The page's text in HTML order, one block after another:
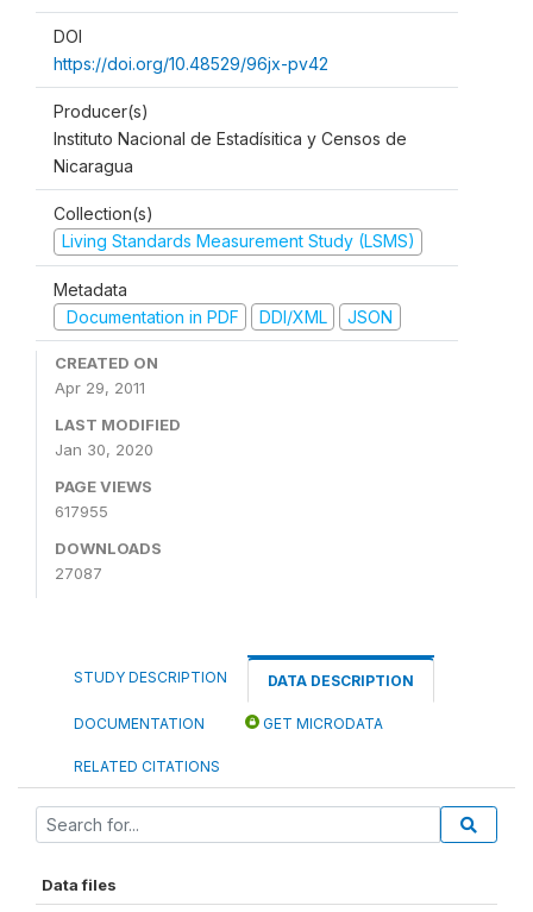
DOI
https://doi.org/10.48529/96jx-pv42
Producer(s)
Instituto Nacional de Estadísitica y Censos de
Nicaragua
Collection(s)
Living Standards Measurement Study (LSMS)
Metadata
Documentation in PDF
DDI/XML JSON
CREATED ON
Apr 29, 2011
LAST MODIFIED
Jan 30, 2020
PAGE VIEWS
617955
DOWNLOADS
27087
STUDY DESCRIPTION DATA DESCRIPTION
DOCUMENTATION GET MICRODATA
RELATED CITATIONS
Data files